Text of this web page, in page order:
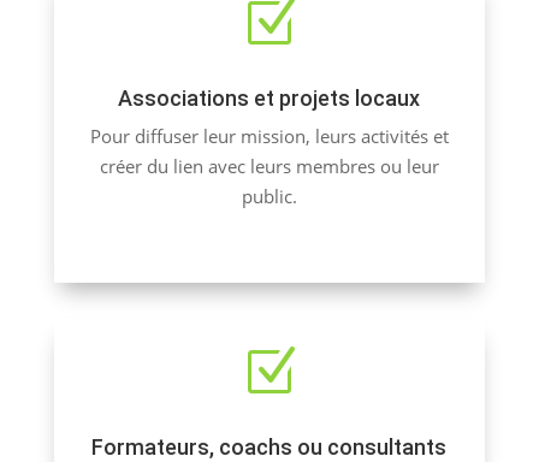
Z
Associations et projets locaux
Pour diffuser leur mission, leurs activités et
créer du lien avec leurs membres ou leur
public.
Z
Formateurs, coachs ou consultants